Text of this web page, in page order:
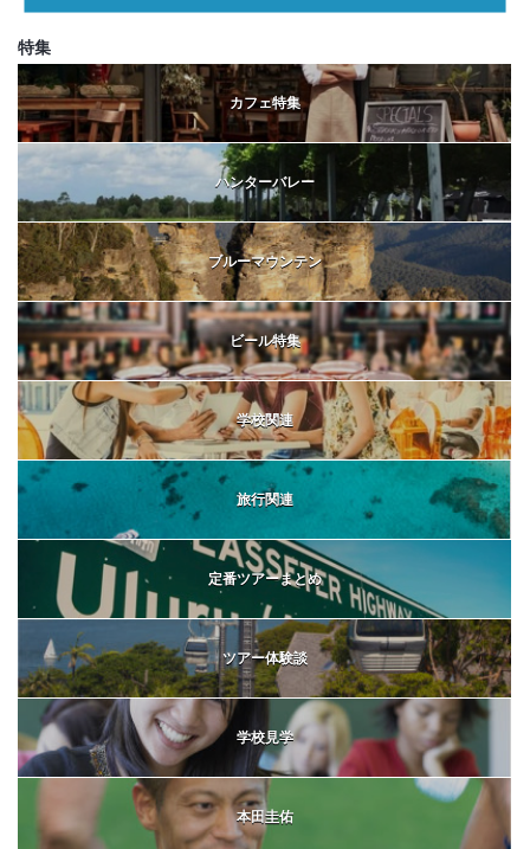
特集
カフェ特集
ハンターバレー
ブルーマウンテン
ビール特集
学校関連
旅行関連
定番ツアーまとめ
ツアー体験談
学校見学
本田圭佑